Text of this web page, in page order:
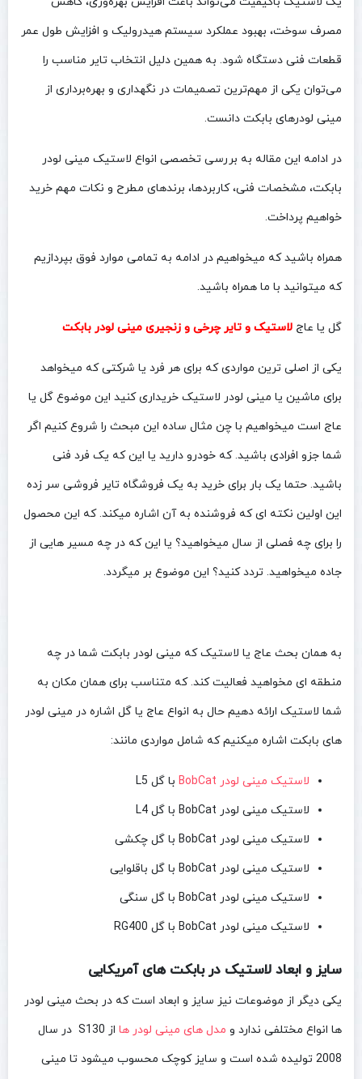
مصرف سوخت، بهبود عملکرد سیستم هیدرولیک و افزایش طول عمر
قطعات فنی دستگاه شود. به همین دلیل انتخاب تایر مناسب را
می‌توان یکی از مهم‌ترین تصمیمات در نگهداری و بهره‌برداری از
مینی لودرهای بابکت دانست.
در ادامه این مقاله به بررسی تخصصی انواع لاستیک مینی لودر
بابکت، مشخصات فنی، کاربردها، برندهای مطرح و نکات مهم خرید
خواهیم پرداخت.
همراه باشید که میخواهیم در ادامه به تمامی موارد فوق بپردازیم
که میتوانید با ما همراه باشید.
گل یا عاج لاستیک و تایر چرخی و زنجیری مینی لودر بابکت
یکی از اصلی ترین مواردی که برای هر فرد یا شرکتی که میخواهد
برای ماشین یا مینی لودر لاستیک خریداری کنید این موضوع گل یا
عاج است میخواهیم با چن مثال ساده این مبحث را شروع کنیم اگر
شما جزو افرادی باشید. که خودرو دارید یا این که یک فرد فنی
باشید. حتما یک بار برای خرید به یک فروشگاه تایر فروشی سر زده
این اولین نکته ای که فروشنده به آن اشاره میکند. که این محصول
را برای چه فصلی از سال میخواهید؟ یا این که در چه مسیر هایی از
جاده میخواهید. تردد کنید؟ این موضوع بر میگردد.
به همان بحث عاج یا لاستیک که مینی لودر بابکت شما در چه
منطقه ای مخواهید فعالیت کند. که متناسب برای همان مکان به
شما لاستیک ارائه دهیم حال به انواع عاج یا گل اشاره در مینی لودر
های بابکت اشاره میکنیم که شامل مواردی مانند:
لاستیک مینی لودر BobCat
با گل L5
لاستیک مینی لودر BobCat با گل L4
لاستیک مینی لودر BobCat با گل چکشی
لاستیک مینی لودر BobCat با گل باقلوایی
لاستیک مینی لودر BobCat با گل سنگی
لاستیک مینی لودر BobCat با گل RG400
سایز و ابعاد لاستیک در بابکت های آمریکایی
یکی دیگر از موضوعات نیز سایز و ابعاد است که در بحث مینی لودر
ها انواع مختلفی ندارد و مدل های مینی لودر ها
از S130 در سال
2008 تولیده شده است و سایز کوچک محسوب میشود تا مینی